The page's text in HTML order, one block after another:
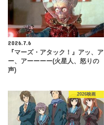
2026.7.6
『マーズ・アタック！』アッ、ア
ー、アーーーー(火星人、怒りの
声)
2026映画